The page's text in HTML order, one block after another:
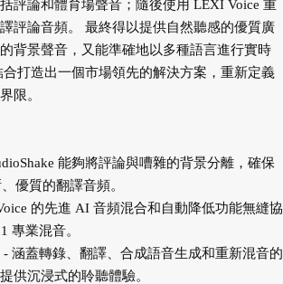
評論和體育場聲音；隨後使用 LEXI Voice 重
評論音頻。 最終得以提供自然聽感的優質廣
背景聲音，又能準確地以多種語言進行實時
打造出一個市場領先的解決方案，重新定義
限。
能夠將評論與嘈雜的背景分離，確保
優質的翻譯音頻。
的先進 AI 音頻混合和自動降低功能無縫協
專業混音。
涵蓋轉錄、翻譯、合成語音生成和重新混音的
供沉浸式的聆聽體驗。